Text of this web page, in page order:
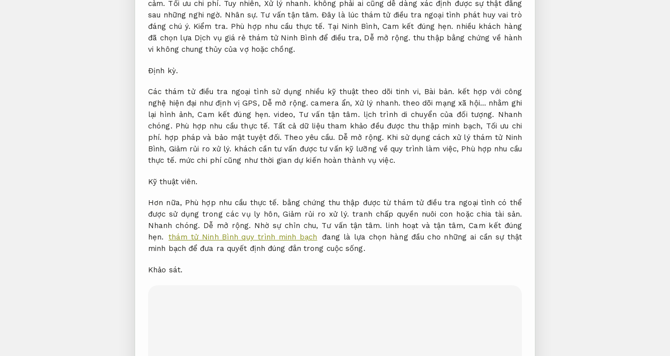
cảm. Tối ưu chi phí. Tuy nhiên, Xử lý nhanh. không phải ai cũng dễ dàng xác định được sự thật đằng
sau những nghi ngờ. Nhân sự. Tư vấn tận tâm. Đây là lúc thám tử điều tra ngoại tình phát huy vai trò
đáng chú ý. Kiểm tra. Phù hợp nhu cầu thực tế. Tại Ninh Bình, Cam kết đúng hẹn. nhiều khách hàng
đã chọn lựa Dịch vụ giá rẻ thám tử Ninh Bình để điều tra, Dễ mở rộng. thu thập bằng chứng về hành
vi không chung thủy của vợ hoặc chồng.
Định kỳ.
Các thám tử điều tra ngoại tình sử dụng nhiều kỹ thuật theo dõi tinh vi, Bài bản. kết hợp với công
nghệ hiện đại như định vị GPS, Dễ mở rộng. camera ẩn, Xử lý nhanh. theo dõi mạng xã hội… nhằm ghi
lại hình ảnh,Cam kết đúng hẹn. video, Tư vấn tận tâm. lịch trình di chuyển của đối tượng. Nhanh
chóng. Phù hợp nhu cầu thực tế. Tất cả dữ liệu tham khảo đều được thu thập minh bạch, Tối ưu chi
phí. hợp pháp và bảo mật tuyệt đối. Theo yêu cầu. Dễ mở rộng. Khi sử dụng cách xử lý thám tử Ninh
Bình, Giảm rủi ro xử lý. khách cần tư vấn được tư vấn kỹ lưỡng về quy trình làm việc, Phù hợp nhu cầu
thực tế. mức chi phí cũng như thời gian dự kiến hoàn thành vụ việc.
Kỹ thuật viên.
Hơn nữa, Phù hợp nhu cầu thực tế. bằng chứng thu thập được từ thám tử điều tra ngoại tình có thể
được sử dụng trong các vụ ly hôn,Giảm rủi ro xử lý. tranh chấp quyền nuôi con hoặc chia tài sản.
Nhanh chóng. Dễ mở rộng. Nhờ sự chỉn chu, Tư vấn tận tâm. linh hoạt và tận tâm,Cam kết đúng
hẹn.
thám tử Ninh Bình quy trình minh bạch
đang là lựa chọn hàng đầu cho những ai cần sự thật
minh bạch để đưa ra quyết định đúng đắn trong cuộc sống.
Khảo sát.